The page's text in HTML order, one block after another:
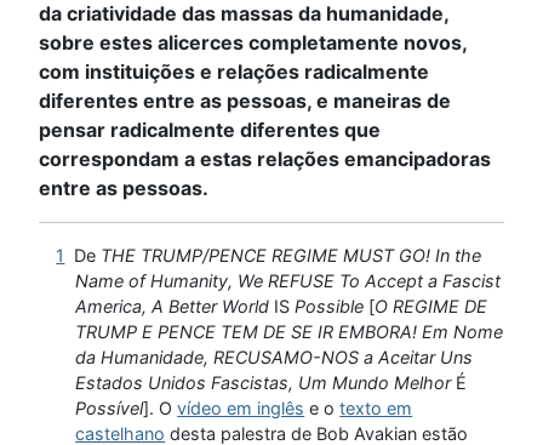
da criatividade das massas da humanidade,
sobre estes alicerces completamente novos,
com instituições e relações radicalmente
diferentes entre as pessoas, e maneiras de
pensar radicalmente diferentes que
correspondam a estas relações emancipadoras
entre as pessoas.
1 De THE TRUMP/PENCE REGIME MUST GO! In the
Name of Humanity, We REFUSE To Accept a Fascist
America, A Better World IS Possible [O REGIME DE
TRUMP E PENCE TEM DE SE IR EMBORA! Em Nome
da Humanidade, RECUSAMO-NOS a Aceitar Uns
Estados Unidos Fascistas, Um Mundo Melhor É
Possível]. Ovídeo em inglês e otexto em
castelhano desta palestra de Bob Avakian estão